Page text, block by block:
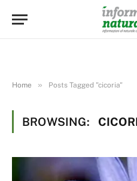
Home » Posts Tagged "cicoria"
BROWSING: